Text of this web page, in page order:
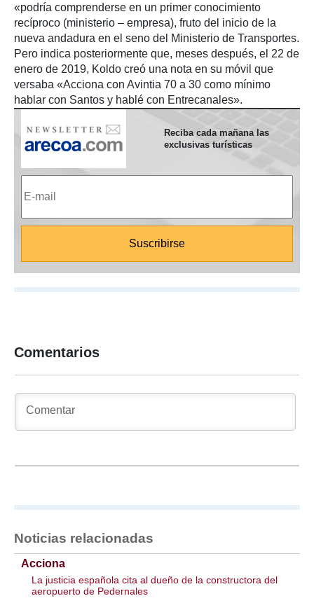
«podría comprenderse en un primer conocimiento
recíproco (ministerio – empresa), fruto del inicio de la
nueva andadura en el seno del Ministerio de Transportes.
Pero indica posteriormente que, meses después, el 22 de
enero de 2019, Koldo creó una nota en su móvil que
versaba «Acciona con Avintia 70 a 30 como mínimo
hablar con Santos y hablé con Entrecanales».
Reciba cada mañana las
exclusivas turísticas
Comentarios
Noticias relacionadas
Acciona
La justicia española cita al dueño de la constructora del
aeropuerto de Pedernales